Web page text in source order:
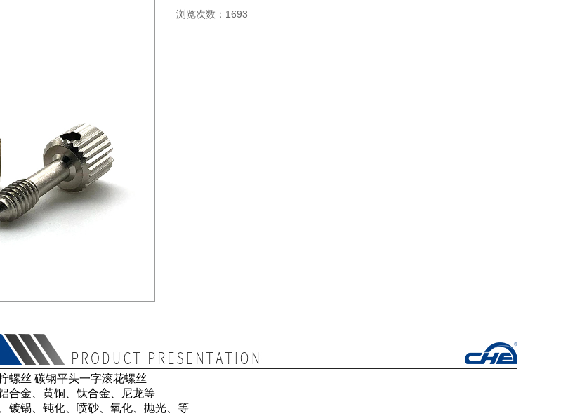
浏览次数：1693
螺丝 碳钢平头一字滚花螺丝
合金、黄铜、钛合金、尼龙等
镀锡、钝化、喷砂、氧化、抛光、等